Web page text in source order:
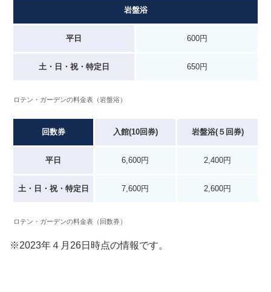
岩盤浴
平日 600円
土・日・祝・特定日 650円
ロテン・ガーデンの料金表（岩盤浴）
回数券 入館(10回券) 岩盤浴(５回券)
平日 6,600円 2,400円
土・日・祝・特定日 7,600円 2,600円
ロテン・ガーデンの料金表（回数券）
※2023年４月26日時点の情報です。